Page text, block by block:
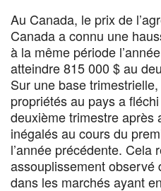
Au Canada, le prix de
Canada a connu une
à la même période
atteindre 815 000 $ au
Sur une base
propriétés au pays a
deuxième trimestre après
inégalés au cours du
l’année précédente. Cela
assouplissement observé
dans les marchés ayant